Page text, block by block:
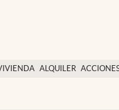
ALQUILER